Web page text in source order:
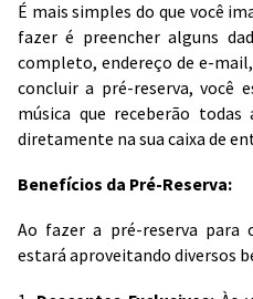
É mais simples do que você
fazer é preencher alguns
completo, endereço de e-mail,
concluir a pré-reserva, você
música que receberão
diretamente na sua caixa de
Benefícios da Pré-Reserva:
Ao fazer a pré-reserva para
estará aproveitando diversos